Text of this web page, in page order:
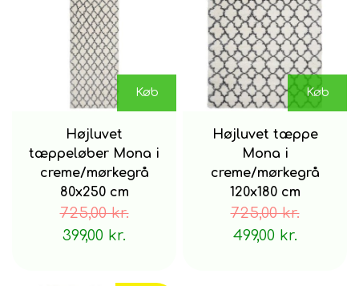
Køb
Højluvet
tæppeløber Mona i
creme/mørkegrå
80x250 cm
725,00 kr.
399,00 kr.
Køb
Højluvet tæppe
Mona i
creme/mørkegrå
120x180 cm
725,00 kr.
499,00 kr.